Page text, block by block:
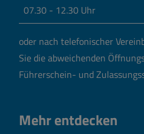
07.30 - 12.30 Uhr
oder nach telefonischer
Sie die abweichenden
Führerschein- und
Mehr entdecken